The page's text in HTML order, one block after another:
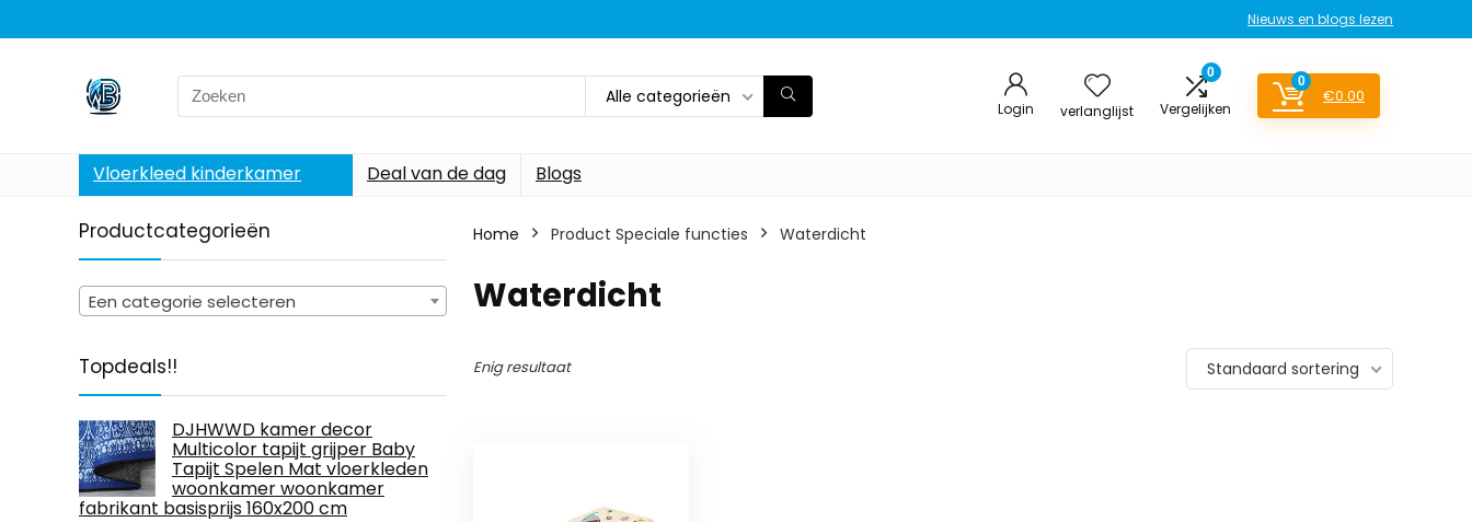
Nieuws en blogs lezen
Search
for:
Alle categorieën
Login verlanglijst
0
Vergelijken
0
€0.00
Vloerkleed kinderkamer Deal van de dag Blogs
Productcategorieën
Een categorie selecteren
Topdeals!!
DJHWWD kamer decor
Multicolor tapijt grijper Baby
Tapijt Spelen Mat vloerkleden
woonkamer woonkamer
fabrikant basisprijs 160x200 cm
Home Product Speciale functies ‎Waterdicht
‎Waterdicht
Enig resultaat Standaard sortering